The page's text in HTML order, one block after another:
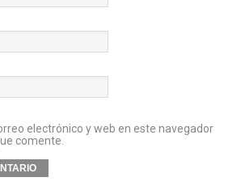
electrónico y web en este navegador
comente.